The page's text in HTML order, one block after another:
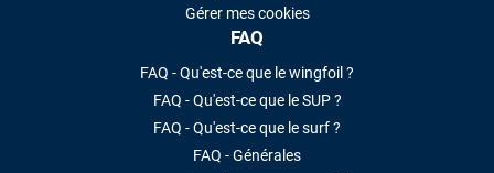
Gérer mes cookies
FAQ
FAQ - Qu'est-ce que le wingfoil ?
FAQ - Qu'est-ce que le SUP ?
FAQ - Qu'est-ce que le surf ?
FAQ - Générales